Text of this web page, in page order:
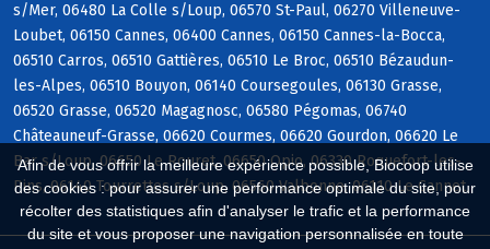
Afin de vous offrir la meilleure expérience possible, Biocoop utilise
des cookies : pour assurer une performance optimale du site, pour
récolter des statistiques afin d'analyser le trafic et la performance
du site et vous proposer une navigation personnalisée en toute
s/Mer, 06480 La Colle s/Loup, 06570 St-Paul, 06270 Villeneuve-
Loubet, 06150 Cannes, 06400 Cannes, 06150 Cannes-la-Bocca,
06510 Carros, 06510 Gattières, 06510 Le Broc, 06510 Bézaudun-
les-Alpes, 06510 Bouyon, 06140 Coursegoules, 06130 Grasse,
06520 Grasse, 06520 Magagnosc, 06580 Pégomas, 06740
Châteauneuf-Grasse, 06620 Courmes, 06620 Gourdon, 06620 Le
Bar s/Loup, 06650 Le Rouret, 06650 Opio, 06330 Roquefort-les-
Pins, 06140 Tourrettes s/Loup, 06560 Valbonne, 06110 Le Cannet